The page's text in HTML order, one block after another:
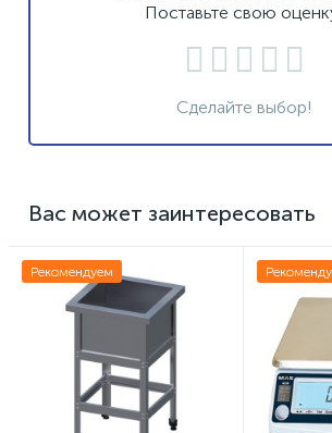
Поставьте свою
Сделайте выбор!
Вас может заинтересовать
Рекомендуем